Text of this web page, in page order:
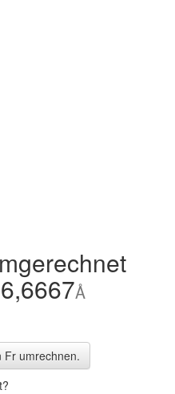
Å
Fr umrechnen.